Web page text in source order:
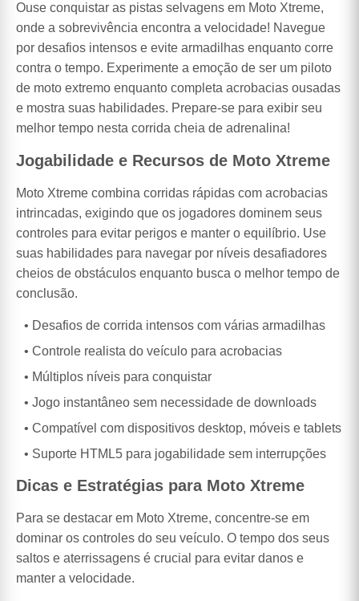
Ouse conquistar as pistas selvagens em Moto Xtreme,
onde a sobrevivência encontra a velocidade! Navegue
por desafios intensos e evite armadilhas enquanto corre
contra o tempo. Experimente a emoção de ser um piloto
de moto extremo enquanto completa acrobacias ousadas
e mostra suas habilidades. Prepare-se para exibir seu
melhor tempo nesta corrida cheia de adrenalina!
Jogabilidade e Recursos de Moto Xtreme
Moto Xtreme combina corridas rápidas com acrobacias
intrincadas, exigindo que os jogadores dominem seus
controles para evitar perigos e manter o equilíbrio. Use
suas habilidades para navegar por níveis desafiadores
cheios de obstáculos enquanto busca o melhor tempo de
conclusão.
Desafios de corrida intensos com várias armadilhas
Controle realista do veículo para acrobacias
Múltiplos níveis para conquistar
Jogo instantâneo sem necessidade de downloads
Compatível com dispositivos desktop, móveis e tablets
Suporte HTML5 para jogabilidade sem interrupções
Dicas e Estratégias para Moto Xtreme
Para se destacar em Moto Xtreme, concentre-se em
dominar os controles do seu veículo. O tempo dos seus
saltos e aterrissagens é crucial para evitar danos e
manter a velocidade.